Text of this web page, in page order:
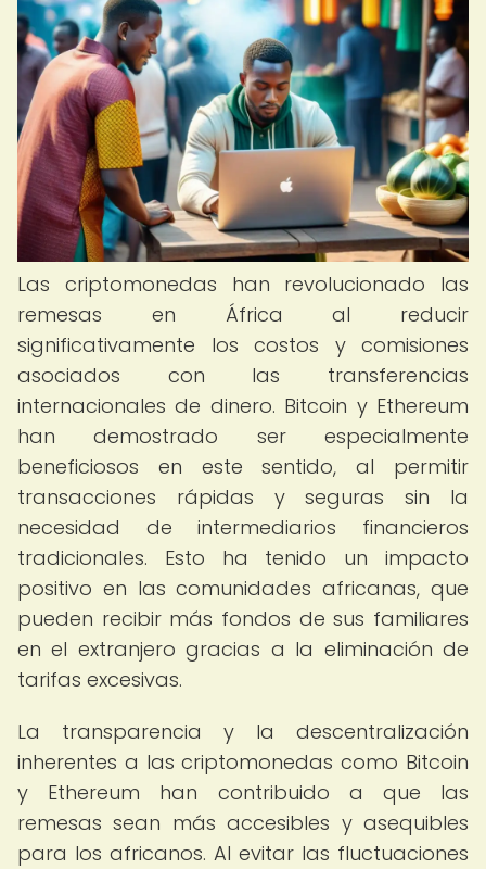
Las criptomonedas han revolucionado las
remesas en África al reducir
significativamente los costos y comisiones
asociados con las transferencias
internacionales de dinero. Bitcoin y Ethereum
han demostrado ser especialmente
beneficiosos en este sentido, al permitir
transacciones rápidas y seguras sin la
necesidad de intermediarios financieros
tradicionales. Esto ha tenido un impacto
positivo en las comunidades africanas, que
pueden recibir más fondos de sus familiares
en el extranjero gracias a la eliminación de
tarifas excesivas.
La transparencia y la descentralización
inherentes a las criptomonedas como Bitcoin
y Ethereum han contribuido a que las
remesas sean más accesibles y asequibles
para los africanos. Al evitar las fluctuaciones